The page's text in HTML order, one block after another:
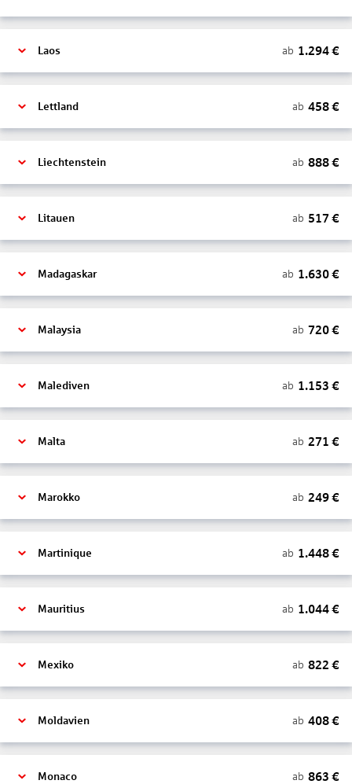
Laos ab 1.294€
Lettland ab 458€
Liechtenstein ab 888€
Litauen ab 517 €
Madagaskar ab 1.630€
Malaysia ab 720€
Malediven ab 1.153 €
Malta ab 271 €
Marokko ab 249€
Martinique ab 1.448€
Mauritius ab 1.044€
Mexiko ab 822 €
Moldavien ab 408€
Monaco ab 863 €